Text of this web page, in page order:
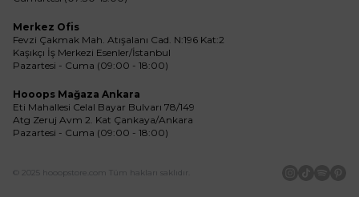
Merkez Ofis
Fevzi Çakmak Mah. Atışalanı Cad. N:196 Kat:2
Kaşıkçı İş Merkezi Esenler/İstanbul
Pazartesi - Cuma (09:00 - 18:00)
Hooops Mağaza Ankara
Eti Mahallesi Celal Bayar Bulvarı 78/149
Atg Zeruj Avm 2. Kat Çankaya/Ankara
Pazartesi - Cuma (09:00 - 18:00)
© 2025 hooopstore.com Tüm hakları saklıdır.